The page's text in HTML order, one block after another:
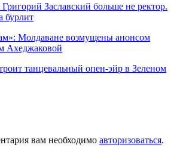
Заславский больше не ректор.
бурлит
Молдаване возмущены анонсом
Ахеджаковой
танцевальный опен-эйр в Зеленом
вам необходимо авторизоваться.